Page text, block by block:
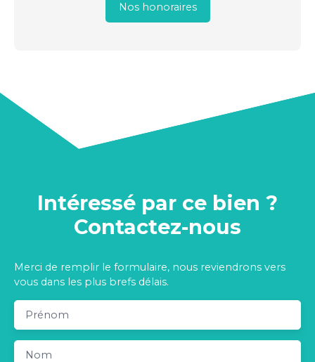
Nos honoraires
Intéressé par ce bien ?
Contactez-nous
Merci de remplir le formulaire, nous reviendrons vers
vous dans les plus brefs délais.
Prénom
Nom